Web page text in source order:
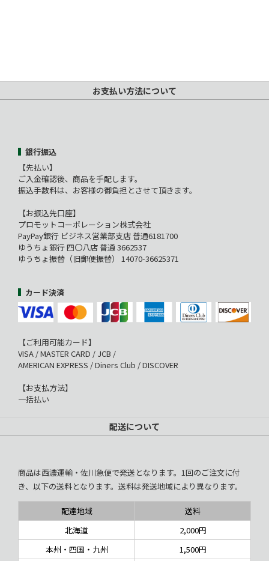
お支払い方法について
銀行振込
【先払い】
ご入金確認後、商品を手配します。
振込手数料は、お客様の御負担とさせて頂きます。
【お振込先口座】
プロモットコーポレーション株式会社
PayPay銀行 ビジネス営業部支店 普通6181700
ゆうちょ銀行 四〇八店 普通 3662537
ゆうちょ振替（旧郵便振替） 14070-36625371
カード決済
【ご利用可能カード】
VISA / MASTER CARD / JCB /
AMERICAN EXPRESS / Diners Club / DISCOVER
【お支払方法】
一括払い
配送について
商品は西濃運輸・佐川急便で発送となります。1回のご注文に付
き、以下の送料となります。送料は発送地域により異なります。
配達地域
送料
北海道
2,000円
本州・四国・九州
1,500円